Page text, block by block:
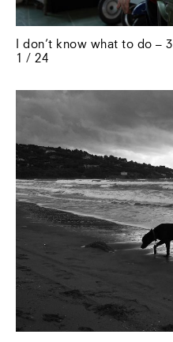
I don’t know what to do – 3
1 / 24